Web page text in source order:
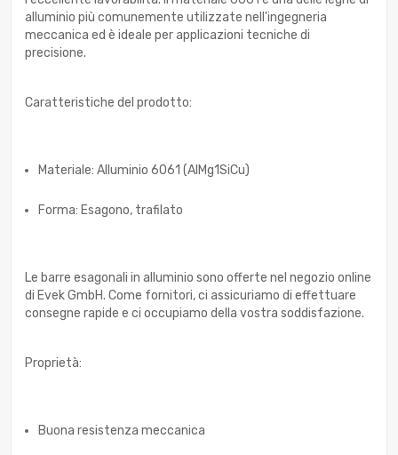
alluminio più comunemente utilizzate nell'ingegneria
meccanica ed è ideale per applicazioni tecniche di
precisione.
Caratteristiche del prodotto:
Materiale: Alluminio 6061 (AlMg1SiCu)
Forma: Esagono, trafilato
Le barre esagonali in alluminio sono offerte nel negozio online
di Evek GmbH. Come fornitori, ci assicuriamo di effettuare
consegne rapide e ci occupiamo della vostra soddisfazione.
Proprietà:
Buona resistenza meccanica